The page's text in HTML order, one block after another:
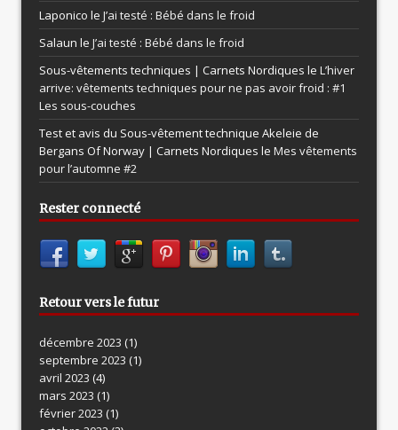
Laponico le J’ai testé : Bébé dans le froid
Salaun le J’ai testé : Bébé dans le froid
Sous-vêtements techniques | Carnets Nordiques le L’hiver
arrive: vêtements techniques pour ne pas avoir froid : #1
Les sous-couches
Test et avis du Sous-vêtement technique Akeleie de
Bergans Of Norway | Carnets Nordiques le Mes vêtements
pour l’automne #2
Rester connecté
Retour vers le futur
décembre 2023 (1)
septembre 2023 (1)
avril 2023 (4)
mars 2023 (1)
février 2023 (1)